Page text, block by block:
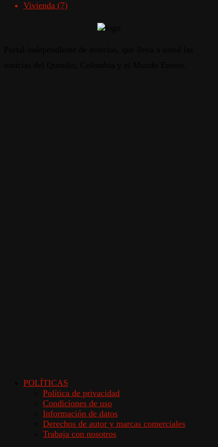
Vivienda (7)
POLÍTICAS
Política de privacidad
Condiciones de uso
Información de datos
Derechos de autor y marcas comerciales
Trabaja con nosotros